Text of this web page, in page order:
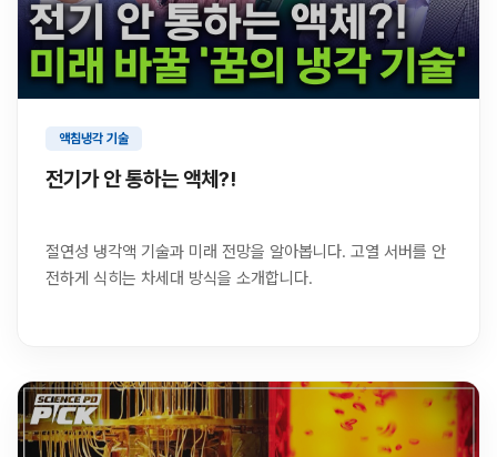
액침냉각 기술
전기가 안 통하는 액체?!
절연성 냉각액 기술과 미래 전망을 알아봅니다. 고열 서버를 안
전하게 식히는 차세대 방식을 소개합니다.